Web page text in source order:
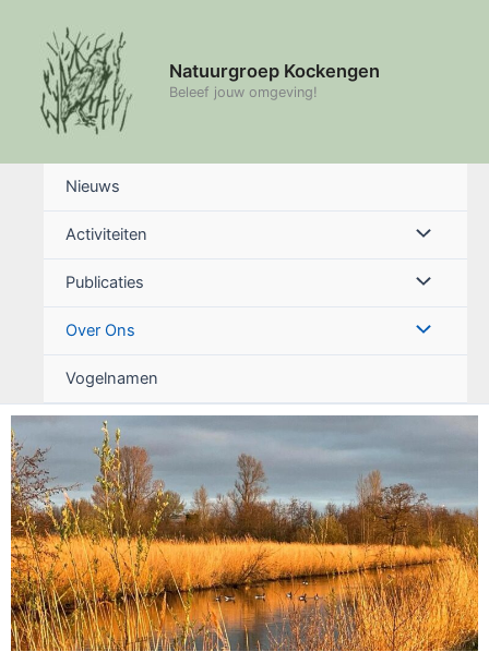
inhoud
Natuurgroep Kockengen
Beleef jouw omgeving!
Nieuws
Activiteiten Menu
schakelen
Publicaties Menu
schakelen
Over Ons Menu
Vogelnamen